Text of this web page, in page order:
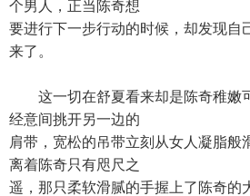
个男人，正当陈奇想
要进行下一步行动的时候，却发现自
来了。
这一切在舒夏看来却是陈奇稚嫩
经意间挑开另一边的
肩带，宽松的吊带立刻从女人凝脂般
离着陈奇只有咫尺之
遥，那只柔软滑腻的手握上了陈奇的